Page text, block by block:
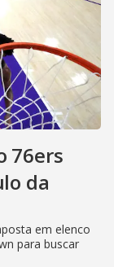
76ers
da
em elenco
para buscar